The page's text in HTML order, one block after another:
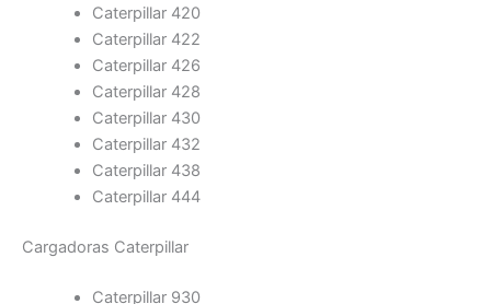
Caterpillar 420
Caterpillar 422
Caterpillar 426
Caterpillar 428
Caterpillar 430
Caterpillar 432
Caterpillar 438
Caterpillar 444
Cargadoras Caterpillar
Caterpillar 930